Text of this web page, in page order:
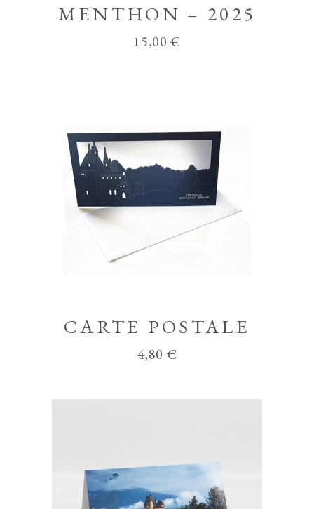
MENTHON – 2025
15,00€
CARTE POSTALE
4,80€